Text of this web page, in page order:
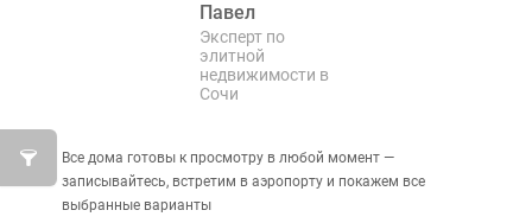
Павел
Эксперт по
элитной
недвижимости в
Сочи
Все дома готовы к просмотру в любой момент —
записывайтесь, встретим в аэропорту и покажем все
выбранные варианты